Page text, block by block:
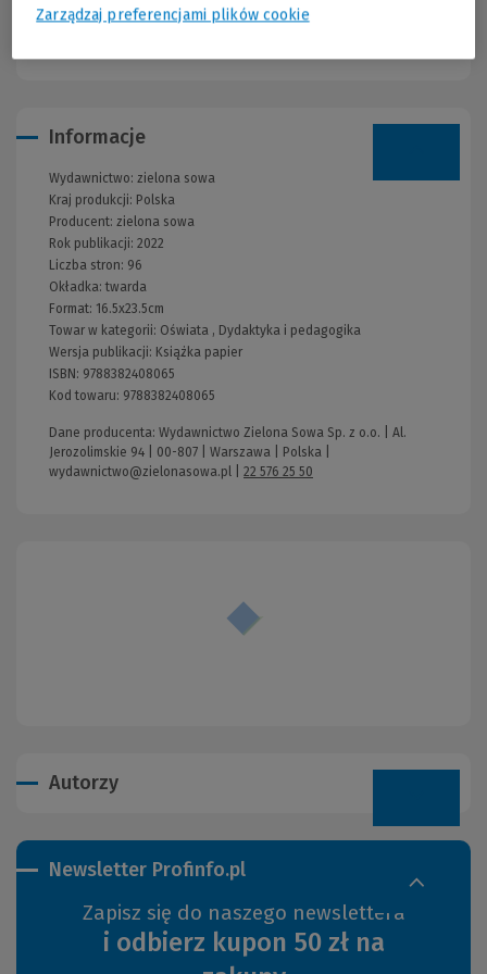
nad aparatem mowy poprzez wierszyki i ćwiczenia nad wymową
Informacje
Wydawnictwo: zielona sowa
Kraj produkcji: Polska
Producent: zielona sowa
Rok publikacji: 2022
Liczba stron: 96
Okładka:twarda
Format: 16.5x23.5cm
Towar w kategorii: Oświata , Dydaktyka i pedagogika
Wersja publikacji: Książka papier
ISBN: 9788382408065
Kod towaru: 9788382408065
Dane producenta: Wydawnictwo Zielona Sowa Sp. z o.o. | Al.
Jerozolimskie 94 | 00-807 | Warszawa | Polska |
wydawnictwo@zielonasowa.pl
22 576 25 50
Autorzy
Newsletter Profinfo.pl
Zapisz się do naszego newslettera
i odbierz kupon 50 zł na
Zarządzaj preferencjami plików cookie